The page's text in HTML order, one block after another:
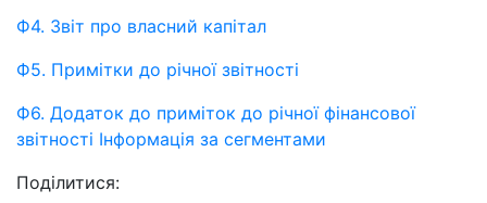
Ф4. Звіт про власний капітал
Ф5. Примітки до річної звітності
Ф6. Додаток до приміток до річної фінансової
звітності Інформація за сегментами
Поділитися: